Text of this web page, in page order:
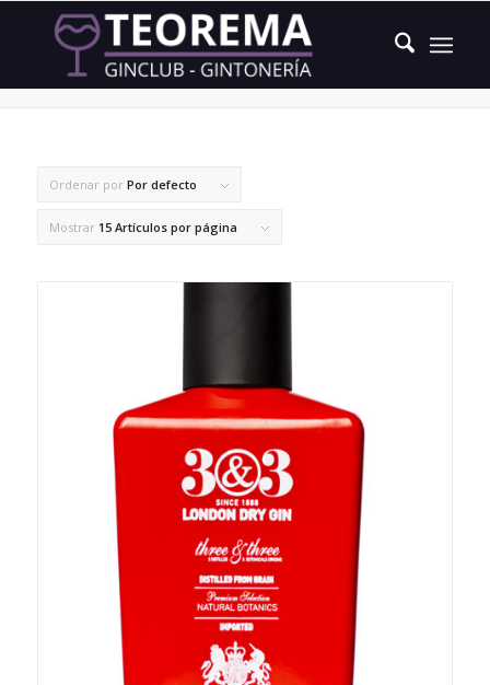
pomelo
Ordenar por Por defecto
Mostrar 15 Artículos por página